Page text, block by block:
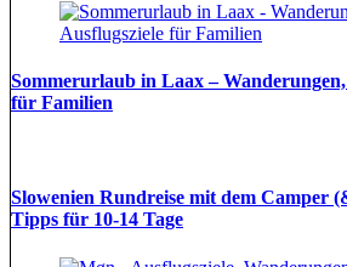
Sommerurlaub in Laax –
für Familien
Slowenien Rundreise mit dem Camper
Tipps für 10-14 Tage